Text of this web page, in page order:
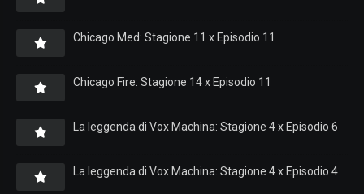
Chicago Med: Stagione 11 x Episodio 11
Chicago Fire: Stagione 14 x Episodio 11
La leggenda di Vox Machina: Stagione 4 x Episodio 6
La leggenda di Vox Machina: Stagione 4 x Episodio 4